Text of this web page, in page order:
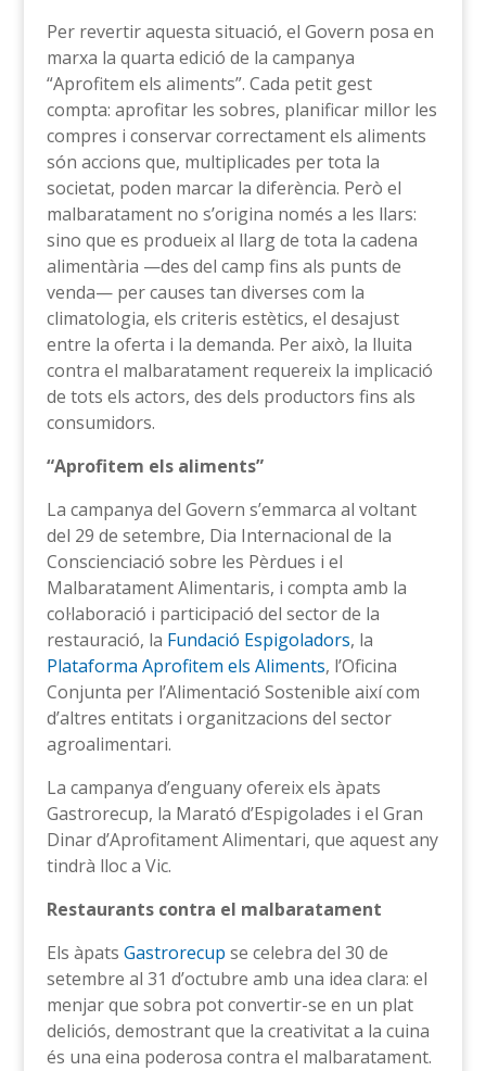
Per revertir aquesta situació, el Govern posa en
marxa la quarta edició de la campanya
“Aprofitem els aliments”. Cada petit gest
compta: aprofitar les sobres, planificar millor les
compres i conservar correctament els aliments
són accions que, multiplicades per tota la
societat, poden marcar la diferència. Però el
malbaratament no s’origina només a les llars:
sino que es produeix al llarg de tota la cadena
alimentària —des del camp fins als punts de
venda— per causes tan diverses com la
climatologia, els criteris estètics, el desajust
entre la oferta i la demanda. Per això, la lluita
contra el malbaratament requereix la implicació
de tots els actors, des dels productors fins als
consumidors.
“Aprofitem els aliments”
La campanya del Govern s’emmarca al voltant
del 29 de setembre, Dia Internacional de la
Conscienciació sobre les Pèrdues i el
Malbaratament Alimentaris, i compta amb la
col·laboració i participació del sector de la
restauració, la Fundació Espigoladors, la
Plataforma Aprofitem els Aliments, l’Oficina
Conjunta per l’Alimentació Sostenible així com
d’altres entitats i organitzacions del sector
agroalimentari.
La campanya d’enguany ofereix els àpats
Gastrorecup, la Marató d’Espigolades i el Gran
Dinar d’Aprofitament Alimentari, que aquest any
tindrà lloc a Vic.
Restaurants contra el malbaratament
Els àpats Gastrorecup se celebra del 30 de
setembre al 31 d’octubre amb una idea clara: el
menjar que sobra pot convertir-se en un plat
deliciós, demostrant que la creativitat a la cuina
és una eina poderosa contra el malbaratament.